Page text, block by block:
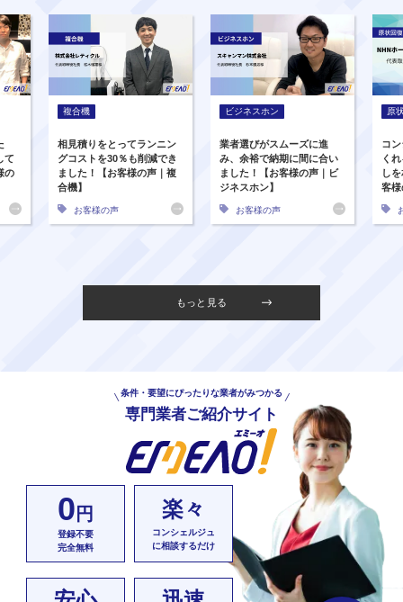
て
の
複合機
相見積りをとってランニン
グコストを30％も削減でき
ました！【お客様の声｜複
合機】
お客様の声
ビジネスホン
業者選びがスムーズに進
み、余裕で納期に間に合い
ました！【お客様の声｜ビ
ジネスホン】
お客様の声
原
コ
く
し
客
もっと見る
条件・要望にぴったりな業者がみつかる
専門業者ご紹介サイト
0 円
登録不要
完全無料
楽々
コンシェルジュ
に相談するだけ